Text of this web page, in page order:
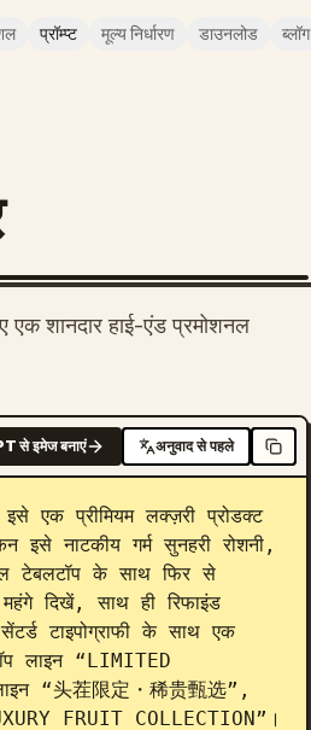
प्रॉम्प्ट मूल्य निर्धारण डाउनलोड ब्लॉग
एक शानदार हाई-एंड प्रमोशनल
से इमेज बनाएं अनुवाद से पहले
प्रीमियम लक्ज़री प्रोडक्ट
नाटकीय गर्म सुनहरी रोशनी,
टेबलटॉप के साथ फिर से
दिखें, साथ ही रिफाइंड
टाइपोग्राफी के साथ एक
लाइन “LIMITED
“头茬限定・稀贵甄选”,
FRUIT COLLECTION”।